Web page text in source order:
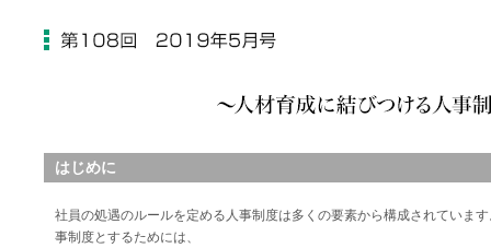
はじめに
社員の処遇のルールを定める人事制度は多くの要素から構成されていま
事制度とするためには、